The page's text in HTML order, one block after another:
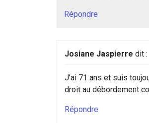
Répondre
Josiane Jaspierre dit :
J’ai 71 ans et suis
droit au débordement
Répondre